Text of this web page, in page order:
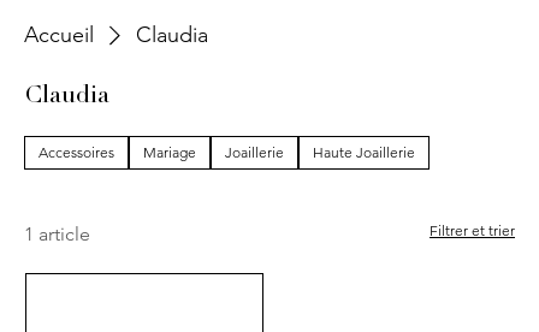
Accueil Claudia
Claudia
Accessoires Mariage Joaillerie Haute Joaillerie
1 article Filtrer et trier